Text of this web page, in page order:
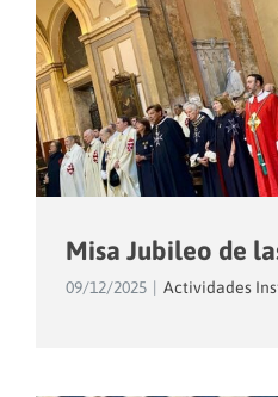
Misa Jubileo de
09/12/2025 Actividades